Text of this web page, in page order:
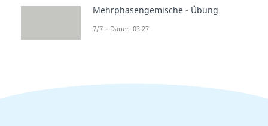
Mehrphasengemische - Übung
7/7 – Dauer: 03:27